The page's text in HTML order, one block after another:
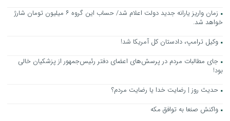
زمان واریز یارانه جدید دولت اعلام شد/ حساب این گروه ۶ میلیون تومان شارژ
خواهد شد.
وکیل ترامپ، دادستان کل آمریکا شد!
جای مطالبات مردم در پرسش‌های اعضای دفتر رئیس‌جمهور از پزشکیان خالی
بود!
حدیث روز | رضایت خدا یا رضایت مردم؟
واکنش صنعا به توافق مکه